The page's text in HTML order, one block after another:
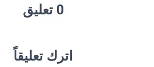
0 تعليق
اترك تعليقاً